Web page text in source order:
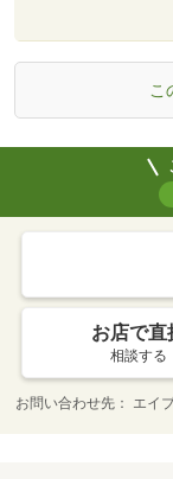
こ
お店で直
相談する
お問い合わせ先 エイ